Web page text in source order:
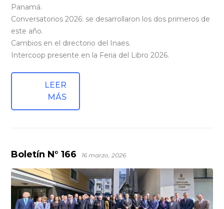
Panamá.
Conversatorios 2026: se desarrollaron los dos primeros de
este año.
Cambios en el directorio del Inaes.
Intercoop presente en la Feria del Libro 2026.
LEER
MÁS
Boletín N° 166 16 marzo, 2026